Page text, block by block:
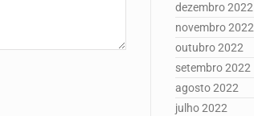
dezembro 2022
novembro 2022
outubro 2022
setembro 2022
agosto 2022
julho 2022